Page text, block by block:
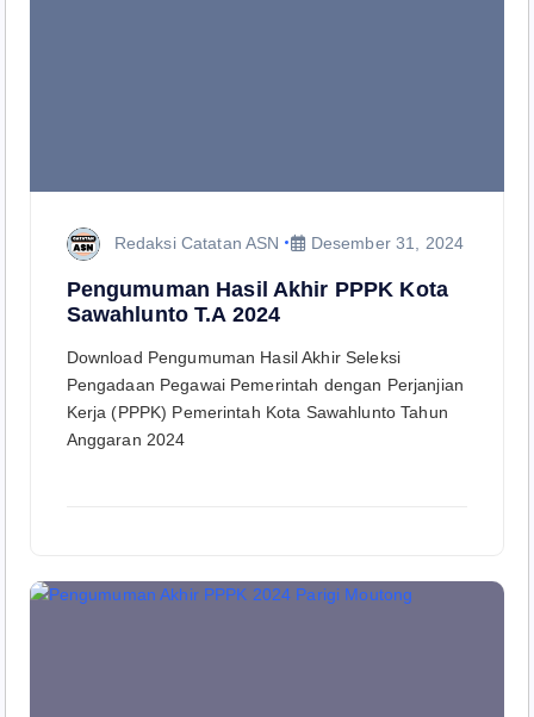
Redaksi Catatan ASN Desember 31, 2024
Pengumuman Hasil Akhir PPPK Kota
Sawahlunto T.A 2024
Download Pengumuman Hasil Akhir Seleksi
Pengadaan Pegawai Pemerintah dengan Perjanjian
Kerja (PPPK) Pemerintah Kota Sawahlunto Tahun
Anggaran 2024